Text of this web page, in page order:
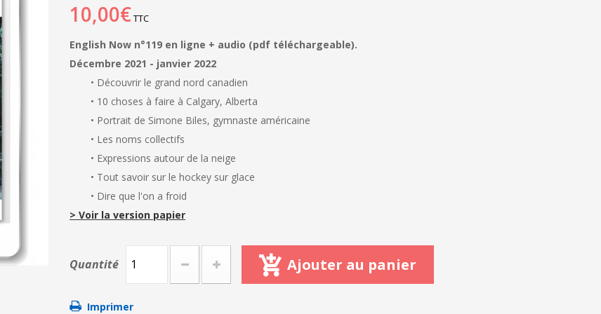
10,00€TTC
English Now n°119 en ligne + audio (pdf téléchargeable).
Décembre 2021 - janvier 2022
• Découvrir le grand nord canadien
• 10 choses à faire à Calgary, Alberta
• Portrait de Simone Biles, gymnaste américaine
• Les noms collectifs
• Expressions autour de la neige
• Tout savoir sur le hockey sur glace
• Dire que l'on a froid
> Voir la version papier
Quantité Ajouter au panier
Imprimer